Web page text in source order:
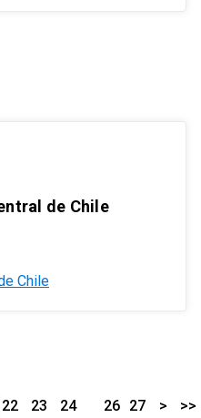
de Chile
Chile
22 23
24
26 27 > >>